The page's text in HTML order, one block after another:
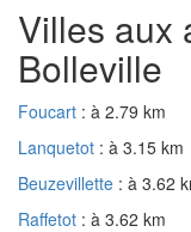
Villes aux
Bolleville
Foucart : à 2.79 km
Lanquetot : à 3.15 km
Beuzevillette : à 3.62
Raffetot : à 3.62 km